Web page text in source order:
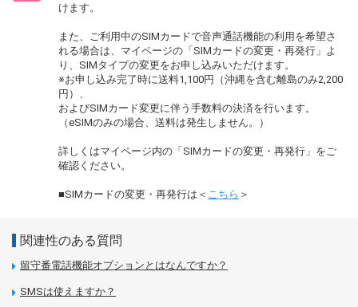
けます。
また、ご利用中のSIMカードで音声通話機能の利用を希望さ
れる場合は、マイページの「SIMカードの変更・再発行」よ
り、SIMタイプの変更をお申し込みいただけます。
※お申し込み完了時に送料1,100円（沖縄を含む離島のみ2,200
円）、
およびSIMカード変更に伴う手数料の決済を行います。
（eSIMのみの場合、送料は発生しません。）
詳しくはマイページ内の「SIMカードの変更・再発行」をご
確認ください。
■SIMカードの変更・再発行は＜ こちら ＞
関連性のある質問
留守番電話機能オプションとはなんですか？
SMSは使えますか？